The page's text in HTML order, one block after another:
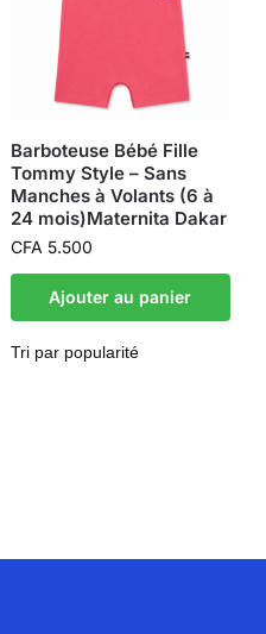
Barboteuse Bébé Fille
Tommy Style – Sans
Manches à Volants (6 à
24 mois)Maternita Dakar
CFA 5.500
Ajouter au panier